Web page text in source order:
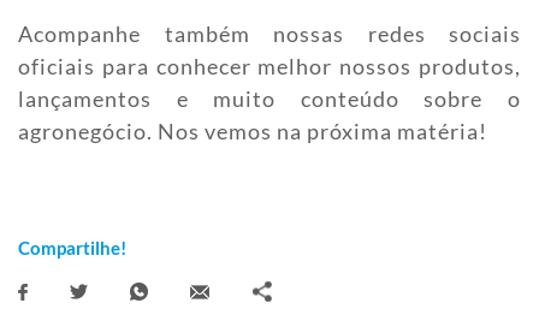
Acompanhe também nossas redes sociais
oficiais para conhecer melhor nossos produtos,
lançamentos e muito conteúdo sobre o
agronegócio. Nos vemos na próxima matéria!
Compartilhe!